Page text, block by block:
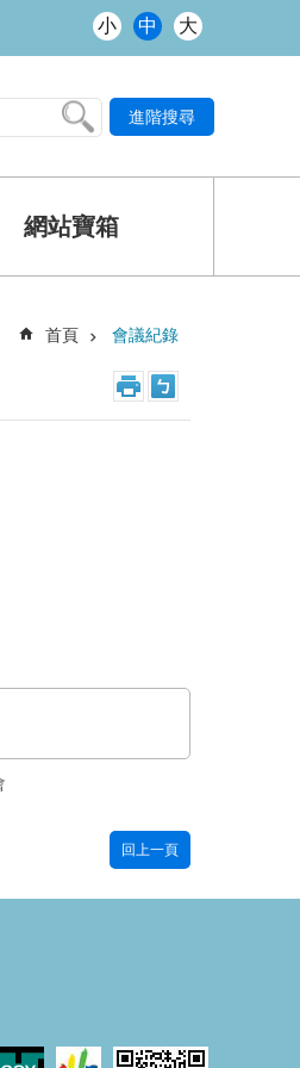
小 中 大
進階搜尋
網站寶箱
首頁 會議紀錄
回上一頁